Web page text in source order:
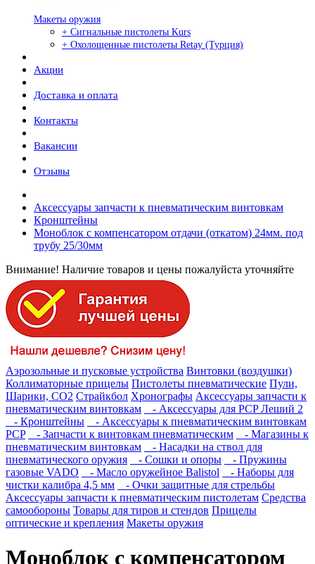
Макеты оружия
+ Сигнальные пистолеты Kurs
+ Охолощенные пистолеты Retay (Турция)
Акции
Доставка и оплата
Контакты
Вакансии
Отзывы
Аксессуары запчасти к пневматическим винтовкам
Кронштейны
Моноблок с компенсатором отдачи (откатом) 24мм. под
трубу 25/30мм
Внимание! Наличие товаров и цены пожалуйста уточняйте
Аэрозольные и пусковые устройства Винтовки (воздушки)
Коллиматорные прицелы Пистолеты пневматические Пули,
Шарики, СО2 Страйкбол Хронографы Аксессуары запчасти к
пневматическим винтовкам
- Аксессуары для PCP Леший 2
- Кронштейны
- Аксессуары к пневматическим винтовкам
PCP
- Запчасти к винтовкам пневматическим
- Магазины к
пневматическим винтовкам
- Насадки на ствол для
пневматического оружия
- Сошки и опоры
- Пружины
газовые VADO
- Масло оружейное Balistol
- Наборы для
чистки калибра 4,5 мм
- Очки защитные для стрельбы
Аксессуары запчасти к пневматическим пистолетам Средства
самообороны Товары для тиров и стендов Прицелы
оптические и крепления Макеты оружия
Моноблок с компенсатором